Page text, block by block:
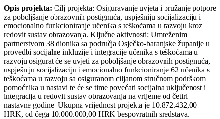
Opis projekta: Cilj projekta: Osiguravanje uvjeta i pružanje potpore
za poboljšanje obrazovnih postignuća, uspješniju socijalizaciju i
emocionalno funkcioniranje učenika s teškoćama u razvoju kroz
redovit sustav obrazovanja. Ključne aktivnosti: Umreženim
partnerstvom 38 dionika sa područja Osječko-baranjske županije u
provedbi socijalne inkluzije i integracije učenika s teškoćama u
razvoju osigurat će se uvjeti za poboljšanje obrazovnih postignuća,
uspješniju socijalizaciju i emocionalno funkcioniranje 62 učenika s
teškoćama u razvoju sa osiguranom ciljanom stručnom podrškom
pomoćnika u nastavi te će se time povećati socijalna uključenost i
integracija u redovit sustav obrazovanja na vrijeme od četiri
nastavne godine. Ukupna vrijednost projekta je 10.872.432,00
HRK, od čega 10.000.000,00 HRK bespovratnih sredstava.